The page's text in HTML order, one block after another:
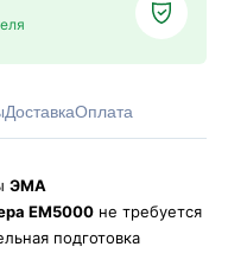
ДоставкаОплата
ЭМА
EM5000 не требуется
подготовка